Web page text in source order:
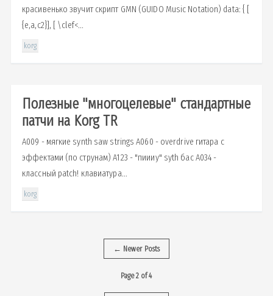
красивенько звучит скрипт GMN (GUIDO Music Notation) data: { [
{e,a,c2}], [ \clef<...
korg
Полезные "многоцелевые" стандартные
патчи на Korg TR
A009 - мягкие synth saw strings A060 - overdrive гитара с
эффектами (по струнам) A123 - "пиииу" syth бас A034 -
классный patch! клавиатура...
korg
← Newer Posts
Page 2 of 4